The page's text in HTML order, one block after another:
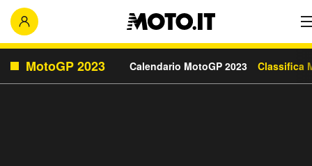
MotoGP 2023 Calendario MotoGP 2023 Classifica